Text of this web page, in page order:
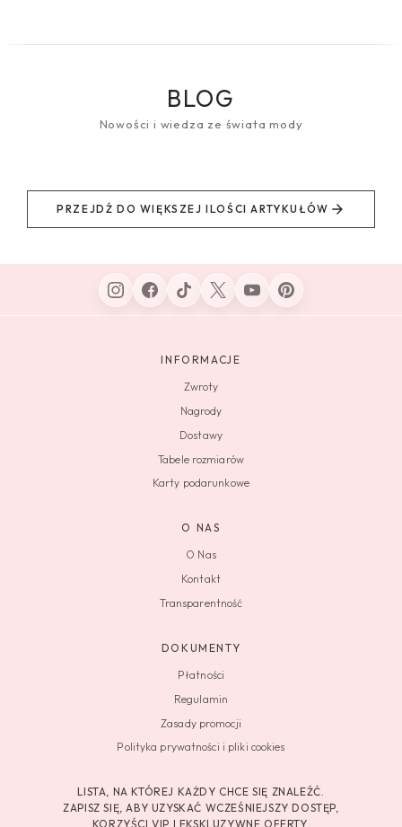
BLOG
Nowości i wiedza ze świata mody
PRZEJDŹ DO WIĘKSZEJ ILOŚCI ARTYKUŁÓW
INFORMACJE
Zwroty
Nagrody
Dostawy
Tabele rozmiarów
Karty podarunkowe
O NAS
O Nas
Kontakt
Transparentność
DOKUMENTY
Płatności
Regulamin
Zasady promocji
Polityka prywatności i pliki cookies
LISTA, NA KTÓREJ KAŻDY CHCE SIĘ ZNALEŹĆ.
ZAPISZ SIĘ, ABY UZYSKAĆ WCZEŚNIEJSZY DOSTĘP,
KORZYŚCI VIP I EKSKLUZYWNE OFERTY.